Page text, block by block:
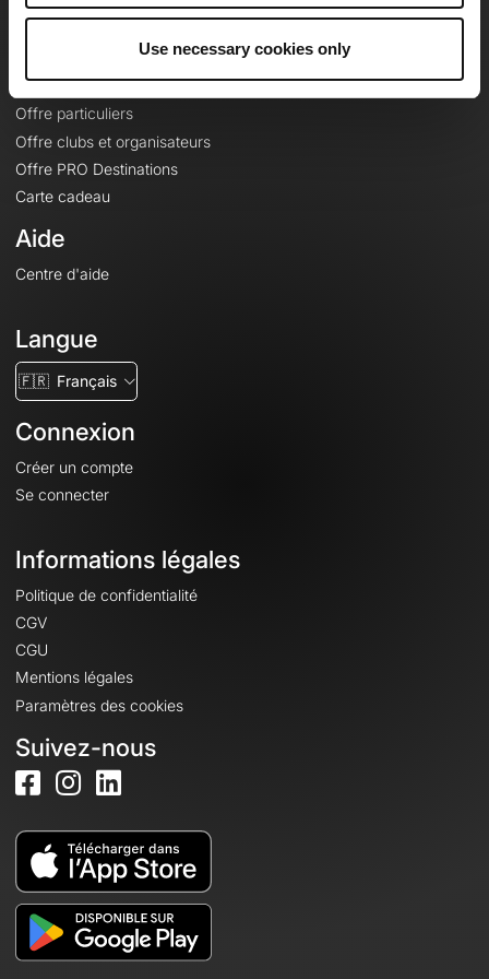
Use necessary cookies only
Offres
Fonds de cartes topographiques
Fonctionnalités
Offre particuliers
Offre clubs et organisateurs
Offre PRO Destinations
Carte cadeau
Aide
Centre d'aide
Langue
🇫🇷 Français
Connexion
Créer un compte
Se connecter
Informations légales
Politique de confidentialité
CGV
CGU
Mentions légales
Paramètres des cookies
Suivez-nous